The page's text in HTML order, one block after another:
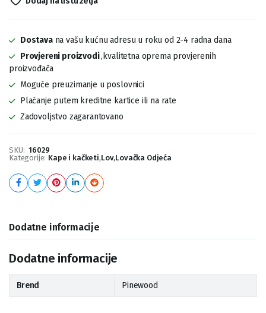
Dostavana vašu kućnu adresu u roku od 2-4 radna dana
Provjereni proizvodi,kvalitetna oprema provjerenih
proizvođača
Moguće preuzimanje u poslovnici
Plaćanje putem kreditne kartice ili na rate
Zadovoljstvo zagarantovano
SKU: 16029
Kategorije: Kape i kačketi,Lov,Lovačka Odjeća
Dodatne informacije
Dodatne informacije
Brend Pinewood